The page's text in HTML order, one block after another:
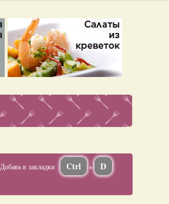
Добавь в закладки Ctrl + D